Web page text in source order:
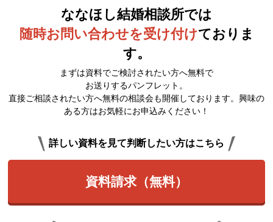
ななほし結婚相談所では
随時お問い合わせを受け付けておりま
す。
まずは資料でご検討されたい方へ無料で
お送りするパンフレット。
直接ご相談されたい方へ無料の相談会も開催しております。興味の
ある方はお気軽にお申込みください！
詳しい資料を見て判断したい方はこちら
資料請求（無料）